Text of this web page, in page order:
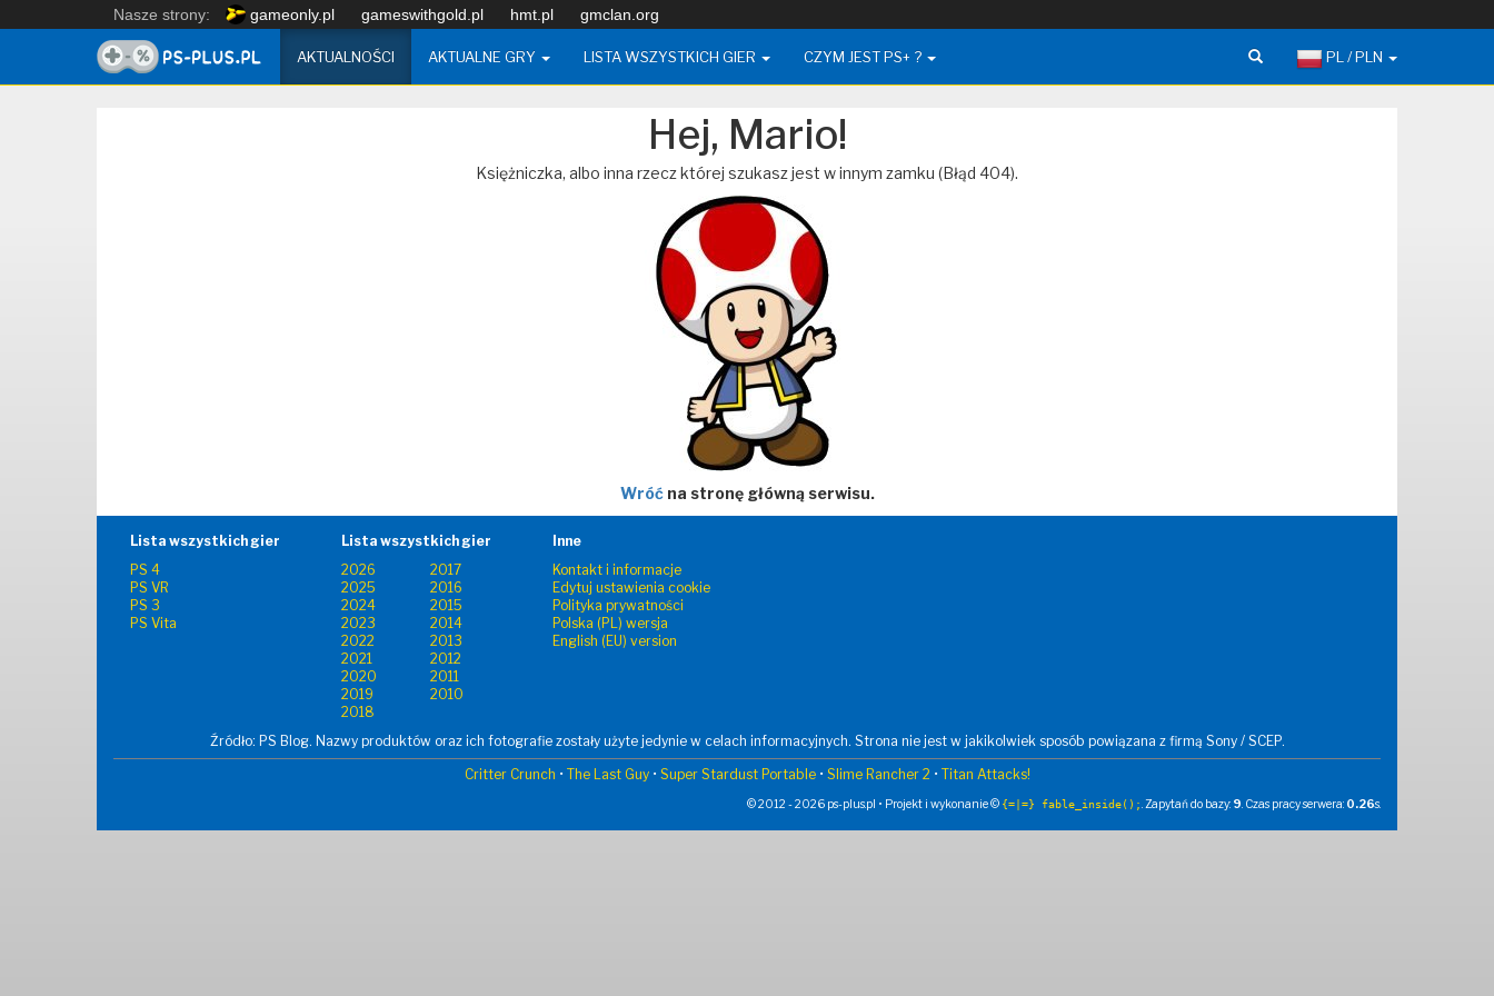
Nasze strony: gameonly.pl gameswithgold.pl hmt.pl gmclan.org
AKTUALNOŚCI AKTUALNE GRY LISTA WSZYSTKICH GIER CZYM JEST PS+ ? PL / PLN
Hej, Mario!
Księżniczka, albo inna rzecz której szukasz jest w innym zamku (Błąd 404).
Wróćna stronę główną serwisu.
Lista wszystkich gier
PS 4
PS VR
PS 3
PS Vita
Lista wszystkich gier
2026
2017
2025
2016
2024
2015
2023
2014
2022
2013
2021
2012
2020
2011
2019
2010
2018
Inne
Kontakt i informacje
Edytuj ustawienia cookie
Polityka prywatności
Polska (PL) wersja
English (EU) version
Źródło: PS Blog. Nazwy produktów oraz ich fotografie zostały użyte jedynie w celach informacyjnych. Strona nie jest w jakikolwiek sposób powiązana z firmą Sony / SCEP.
Critter Crunch • The Last Guy• Super Stardust Portable• Slime Rancher 2 • Titan Attacks!
© 2012 - 2026 ps-plus.pl • Projekt i wykonanie © {=|=} fable_inside();. Zapytań do bazy: 9. Czas pracy serwera: 0.26s.